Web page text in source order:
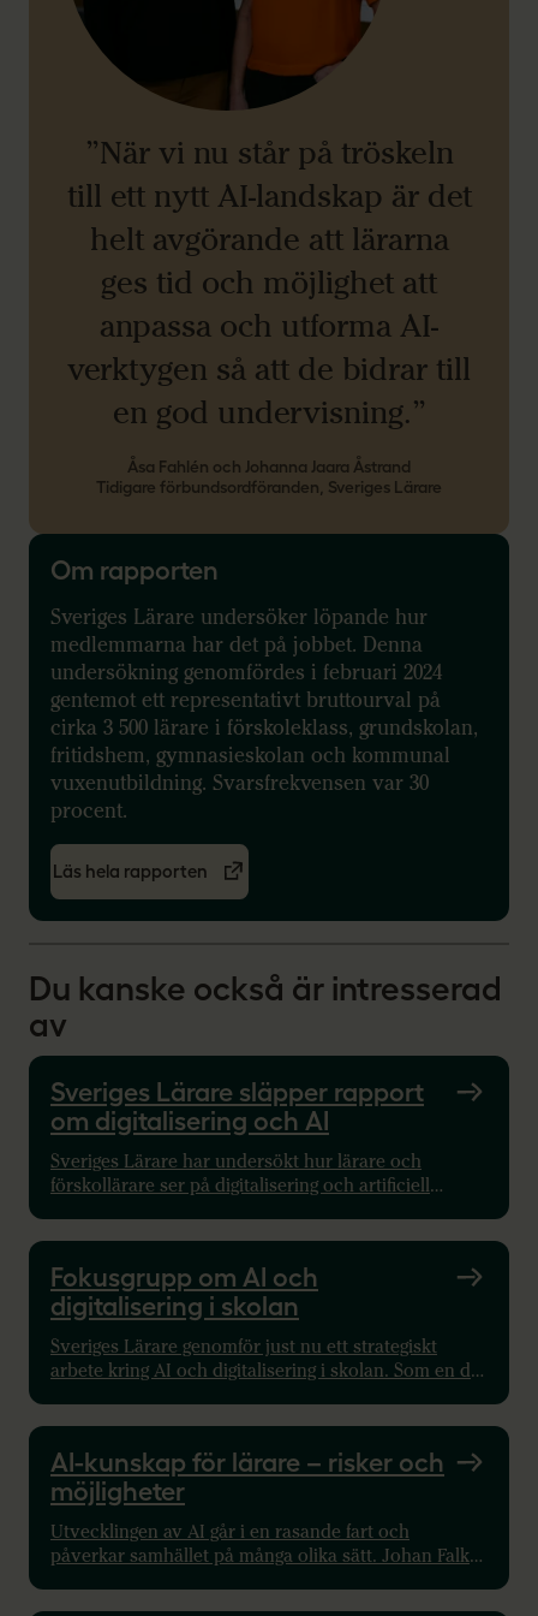
”När vi nu står på tröskeln
till ett nytt AI-landskap är det
helt avgörande att lärarna
ges tid och möjlighet att
anpassa och utforma AI-
verktygen så att de bidrar till
en god undervisning.”
Åsa Fahlén och Johanna Jaara Åstrand
Tidigare förbundsordföranden, Sveriges Lärare
Om rapporten
Sveriges Lärare undersöker löpande hur
medlemmarna har det på jobbet. Denna
undersökning genomfördes i februari 2024
gentemot ett representativt bruttourval på
cirka 3 500 lärare i förskoleklass, grundskolan,
fritidshem, gymnasieskolan och kommunal
vuxenutbildning. Svarsfrekvensen var 30
procent.
Läs hela rapporten
Du kanske också är intresserad
av
Sveriges Lärare släpper rapport
om digitalisering och AI
Sveriges Lärare har undersökt hur lärare och
förskollärare ser på digitalisering och artificiell
Fokusgrupp om AI och
digitalisering i skolan
Sveriges Lärare genomför just nu ett strategiskt
arbete kring AI och digitalisering i skolan. Som en del
AI-kunskap för lärare – risker och
möjligheter
Utvecklingen av AI går i en rasande fart och
påverkar samhället på många olika sätt. Johan Falk